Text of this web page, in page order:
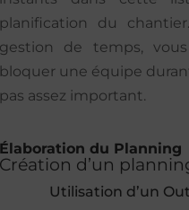
du
de temps,
une équipe
assez important.
du Planning
d’un
Utilisation d’un